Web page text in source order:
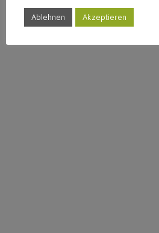
Ablehnen Akzeptieren